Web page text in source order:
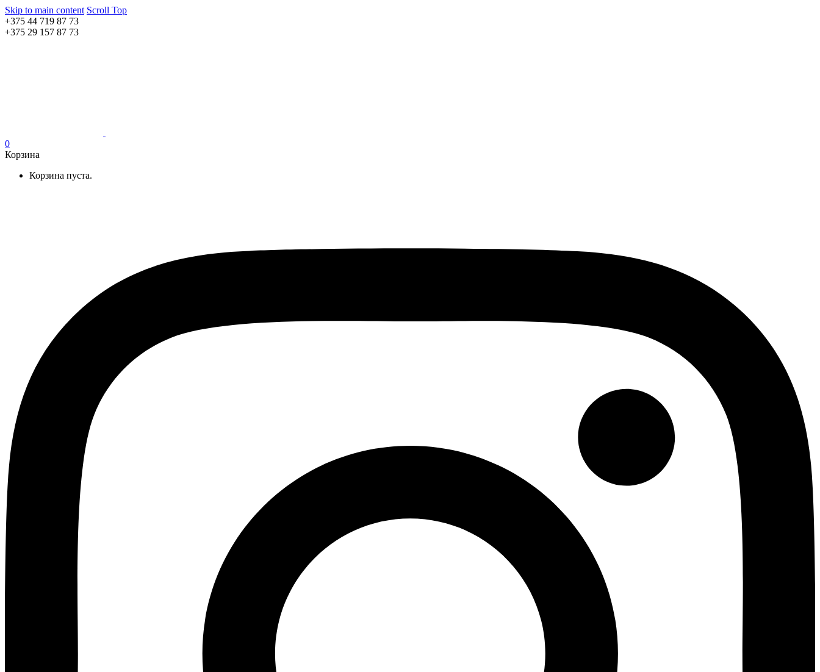
Skip to main content Scroll Top
+375 44 719 87 73
+375 29 157 87 73
0
Корзина
Корзина пуста.